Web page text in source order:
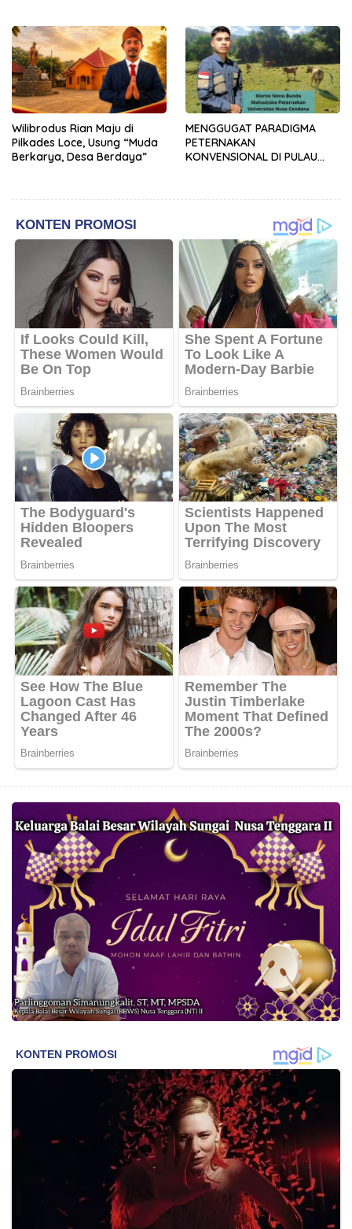
Wilibrodus Rian Maju di
Pilkades Loce, Usung “Muda
Berkarya, Desa Berdaya”
MENGGUGAT PARADIGMA
PETERNAKAN
KONVENSIONAL DI PULAU
DAN INOVASI SIRKULAR
BERKELANJUTAN DI LAHAN
KERING